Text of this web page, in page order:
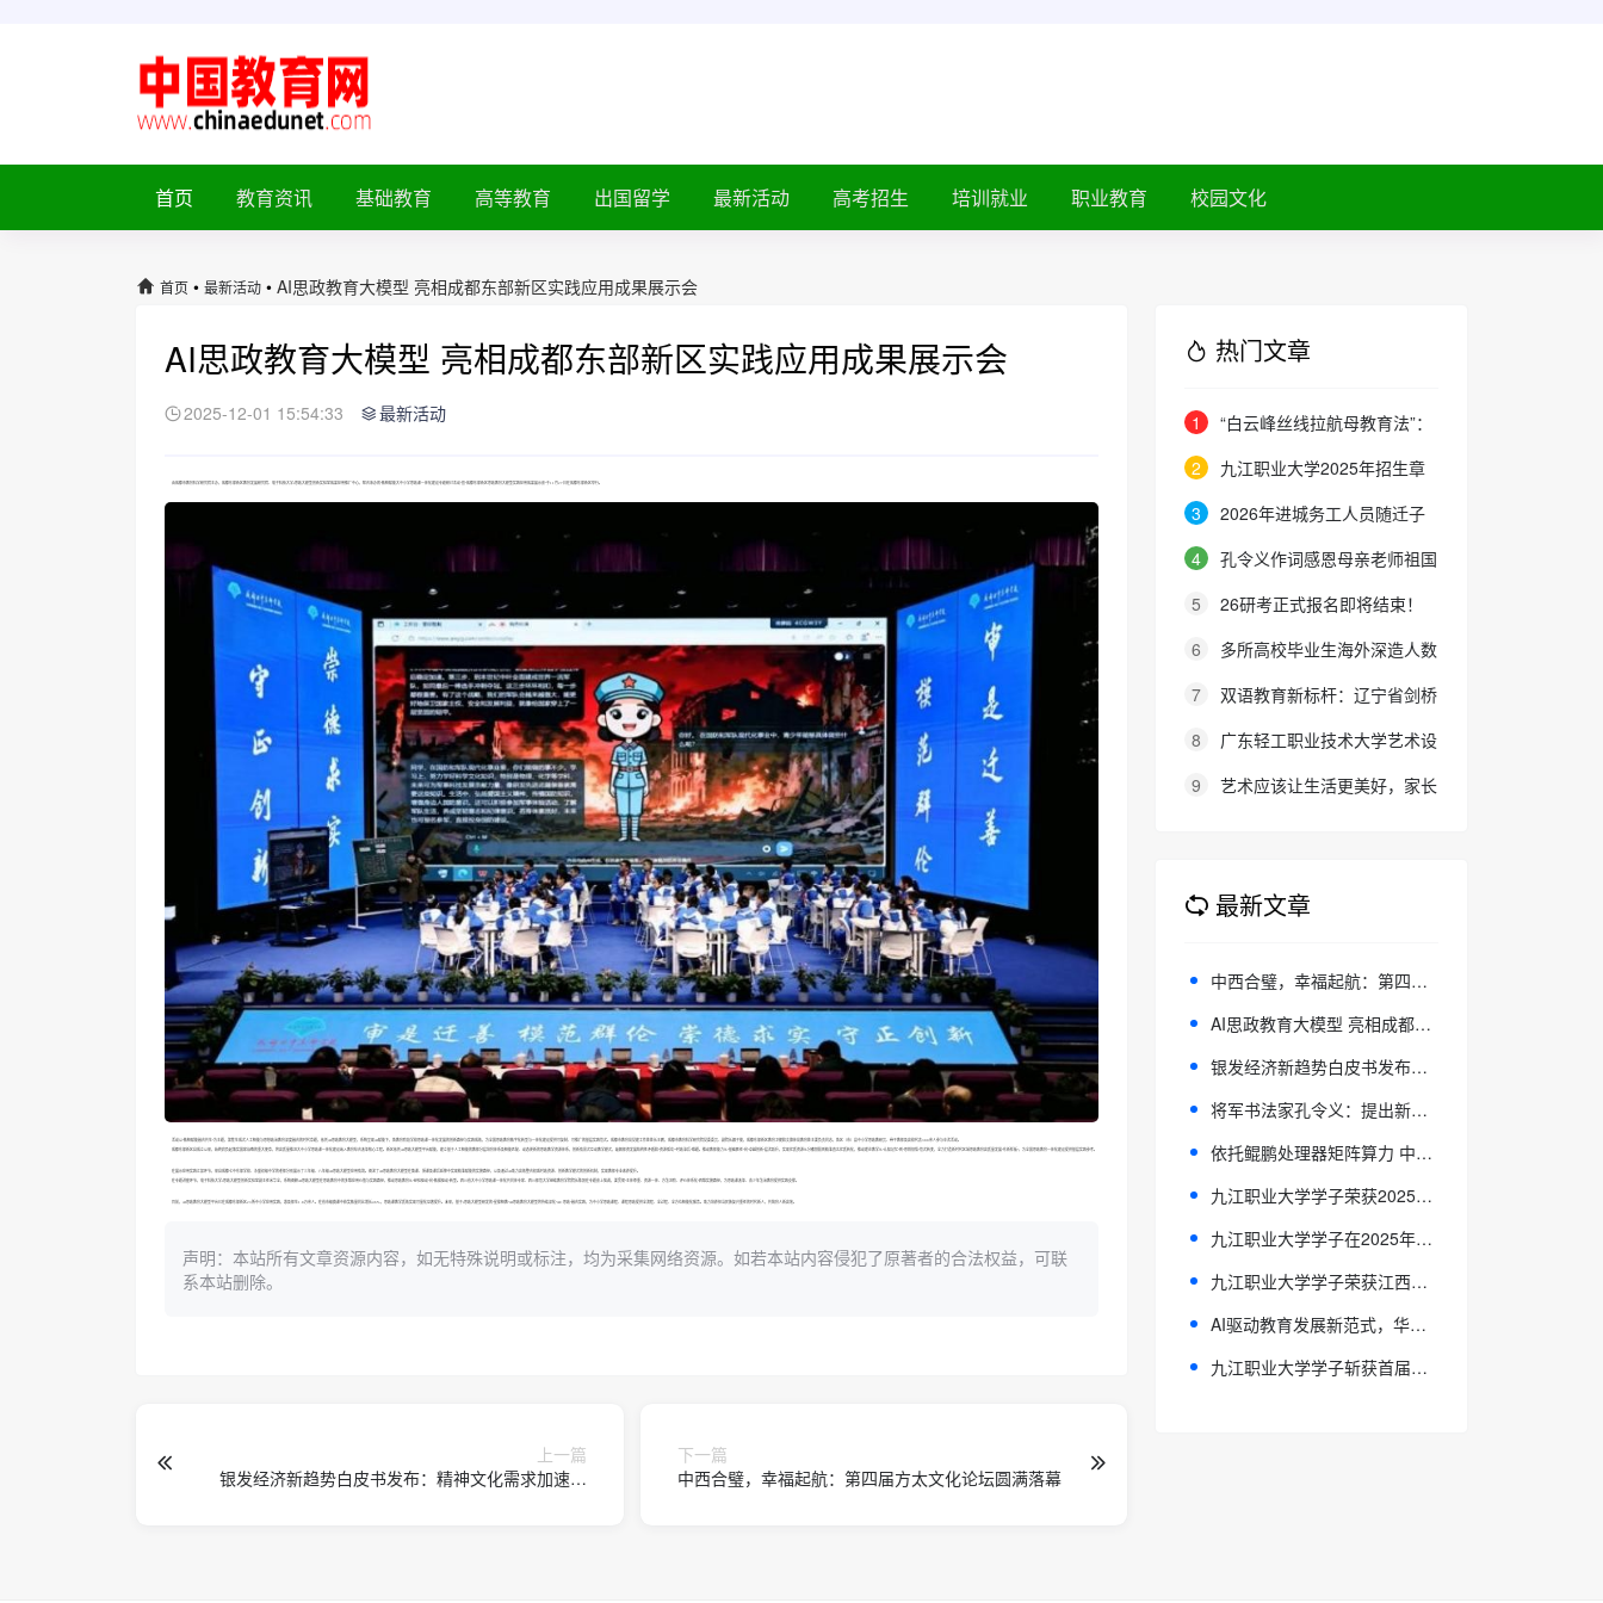
首页 教育资讯 基础教育 高等教育 出国留学 最新活动 高考招生 培训就业 职业教育 校园文化
首页 • 最新活动 • AI思政教育大模型 亮相成都东部新区实践应用成果展示会
AI思政教育大模型 亮相成都东部新区实践应用成果展示会
2025-12-01 15:54:33 最新活动
由成都市教育科学研究院主办，成都东部新区教育发展研究院、电子科技大学i思政大模型创新实验室成果应用推广中心，联合承办的“数智赋能大中小学思政课一体化建设专题研讨活动”暨“成都东部新区思政教育大模型实践应用成果展示会”于11月27日在成都东部新区举行。
活动以“数智赋能融合共生”为主题，聚焦生成式人工智能与思想政治教育深度融合的时代命题，依托AI思政教育大模型，系统呈现AI赋能下，各教育阶段学校思政课一体化发展的创新路径与实践成效，为全国思政教育数字化转型与一体化建设提供可复制、可推广的基层实践范式。成都市教育局党建工作处处长王鹏，成都市教育科学研究院党委委员、副院长卿子俊，成都东部新区教育卫健和文旅体局教育处主要负责同志，各区（市）县中小学思政教研员、骨干教师及高校代表300余人参与本次活动。
成都东部新区自成立以来，始终肩负起落实国家战略的重大使命，将高质量推进大中小学思政课一体化建设纳入教育综合改革核心工程。新区依托AI思政大模型平台赋能，建立基于人工智能的教师分层培育体系及智能匹配、动态更新的思政教学资源体系，创新情景式互动教学模式，破解师资发展结构性矛盾和“资源孤岛”“时政滞后”难题。推动教师能力从“基础胜任”向“卓越创新”层次跃升，实现优质资源从分散割裂到精准直达优质转化，推动理论教学从“认知记忆”到“思辨领悟”范式转变，全力打造新时代区域思政教育高质量发展“东新样板”，为全国思政教育一体化建设提供基层实践参考。
在展示应用实践汇报环节，来自成都七中东部学校、永盛初级中学的老师分别展示了三年级、八年级AI思政大模型应用情境。阐述了AI思政教育大模型在备课、授课及课后延伸中实现精准赋能的实施路径，以及通过AI助力高效整合权威时政资源、创新教学模式的创新机制，实现教师专业素养提升。
在专题讲座环节，电子科技大学i思政大模型创新实验室副主任米华全，系统阐释AI思政大模型在思政教育中的多维应用价值与实践路径，推动思政教育从“经验驱动”向“数据驱动”转型。四川省大中小学思政课一体化共同体专家、四川师范大学继续教育学院院长陈驰在专题会上强调，要贯彻“主体尊重、资源一体、方法进阶、评价体系化”四维实施路径，为思政课改革、青少年法治教育提供实践支撑。
目前，AI思政教育大模型平台已在成都东部新区23所中小学应用实践，惠及师生1.8万余人。在省市级赛课中获奖数量同比增长46%，思政课教学质效实现可量化显著提升。未来，基于i思政大模型研发的“星仰智教”AI思政教育大模型将持续深化“AI+思政”融合实践，为中小学思政课程、课程思政提供全流程、全过程、全方位智能化服务。助力培养担当民族复兴重任的时代新人，共筑育人新高地。
声明：本站所有文章资源内容，如无特殊说明或标注，均为采集网络资源。如若本站内容侵犯了原著者的合法权益，可联
系本站删除。
上一篇
银发经济新趋势白皮书发布：精神文化需求加速升
下一篇
中西合璧，幸福起航：第四届方太文化论坛圆满落幕
热门文章
1
“白云峰丝线拉航母教育法”：
撬动高中 教育教学方式变化的必
2
九江职业大学2025年招生章
程
3
2026年进城务工人员随迁子
女在京参加高等职业学校招生考试
4
孔令义作词感恩母亲老师祖国
的经典歌曲《忘不了》再次唱响
5
26研考正式报名即将结束！
上财滴水湖高金MF金融硕士最全
6
多所高校毕业生海外深造人数
回升 出国留学释放触底反弹信号
7
双语教育新标杆：辽宁省剑桥
英语考务中心与大连金普新区华美
范学校
8
广东轻工职业技术大学艺术设
计学院建院50周年系列庆典活动成
9
艺术应该让生活更美好，家长
最新文章
中西合璧，幸福起航：第四届方太文化论坛圆满落幕
AI思政教育大模型 亮相成都东部新区实践应用成果展示会
银发经济新趋势白皮书发布：精神文化需求加速升温，产业升级迎来关键窗口
将军书法家孔令义：提出新行楷体书法理念和创立新行楷体书法的书法家
依托鲲鹏处理器矩阵算力 中科大陈俊仕团队破解稀疏计算效率
九江职业大学学子荣获2025年江西省职业院校婴幼儿照护赛项一等奖
九江职业大学学子在2025年江西省职业院校技能大赛茶艺赛项斩获一等奖
九江职业大学学子荣获江西省职业院校移动应用设计与开发赛项一等奖
AI驱动教育发展新范式，华为云持续深耕智慧教育创新实践
九江职业大学学子斩获首届江西省“用外语讲好江西故事”大赛一等奖